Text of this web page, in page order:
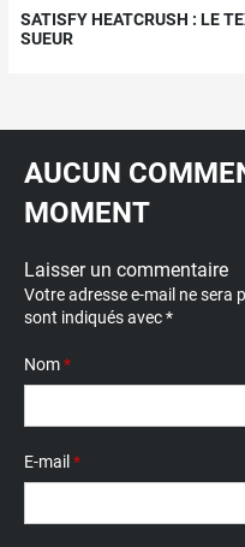
SATISFY HEATCRUSH : LE
SUEUR
AUCUN
MOMENT
Laisser un commentaire
Votre adresse e-mail ne sera
sont indiqués avec*
Nom*
E-mail *